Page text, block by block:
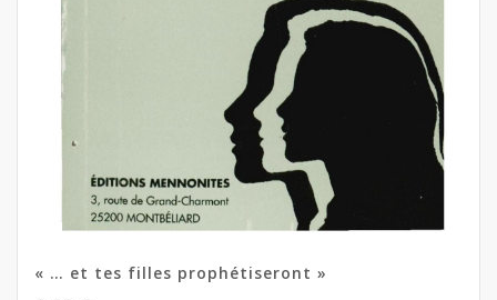
« … et tes filles prophétiseront »